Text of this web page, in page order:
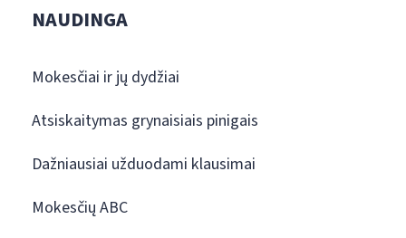
NAUDINGA
Mokesčiai ir jų dydžiai
Atsiskaitymas grynaisiais pinigais
Dažniausiai užduodami klausimai
Mokesčių ABC